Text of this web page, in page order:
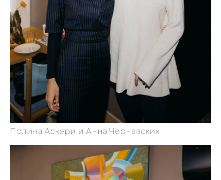
Полина Аскери и Анна Чернавских